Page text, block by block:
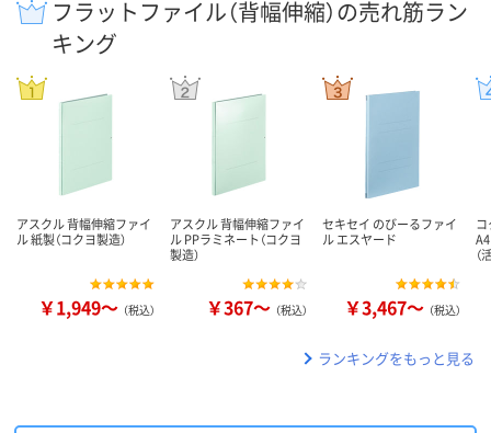
フラットファイル（背幅伸縮）の売れ筋ラン
キング
アスクル 背幅伸縮ファイ
ル 紙製（コクヨ製造）
￥1,949～ （税込）
アスクル 背幅伸縮ファイ
ル PPラミネート（コクヨ
製造）
￥367～ （税込）
セキセイ のびーるファイ
ル エスヤード
￥3,467～ （税込）
ランキングをもっと見る